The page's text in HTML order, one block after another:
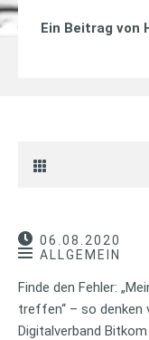
Ein Beitrag von
06.08.2020
ALLGEMEIN
Finde den Fehler:
treffen“ – so denken
Digitalverband